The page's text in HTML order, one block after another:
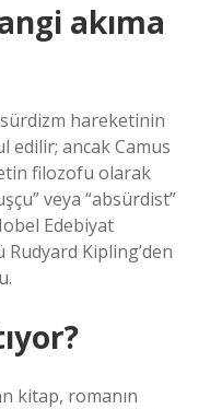
akıma
hareketinin
ancak Camus
filozofu olarak
veya “absürdist”
Edebiyat
Rudyard Kipling’den
kitap, romanın